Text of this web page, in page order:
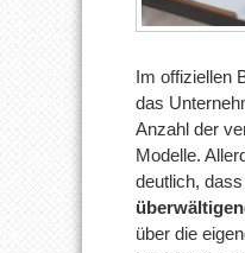
Im offiziellen
das
Anzahl der
Modelle.
deutlich,
über die